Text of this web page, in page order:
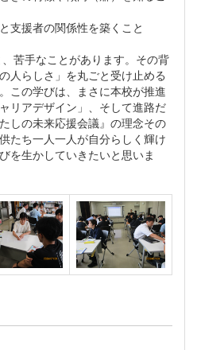
支援者の関係性を築くこと
苦手なことがあります。その背
人らしさ」を丸ごと受け止める
この学びは、まさに本校が推進
リアデザイン」、そして進路だ
しの未来応援会議』の理念その
たち一人一人が自分らしく輝け
を生かしていきたいと思いま